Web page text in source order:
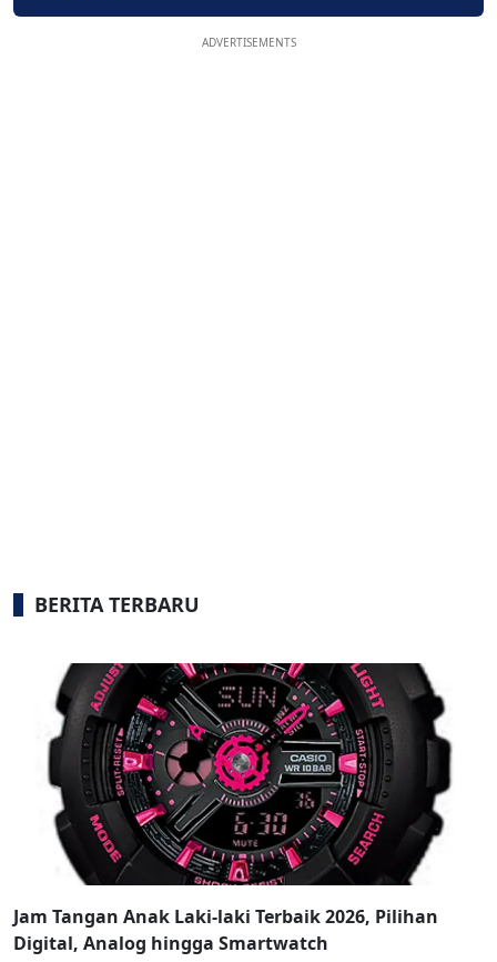
ADVERTISEMENTS
BERITA TERBARU
Jam Tangan Anak Laki-laki Terbaik 2026, Pilihan
Digital, Analog hingga Smartwatch